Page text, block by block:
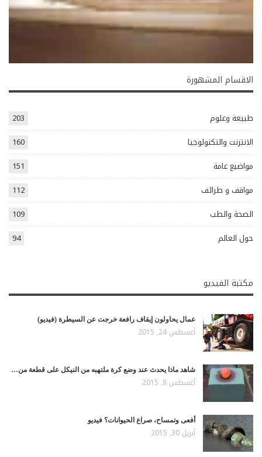
الاقسام المشهورة
طبيعة وعلوم
203
الانترنت والتكنولوجيا
160
مواضيع عامة
151
مواقف و طرائف
112
الصحة والطب
109
حول العالم
94
مكتبة الفيديو
عمال يحاولون إيقاف رافعة خرجت عن السيطرة (فيديو)
أغسطس 24, 2015
شاهد ماذا يحدث عند وضع كرة ملتهبه من النيكل على قطعة من…
أغسطس 8, 2015
أفعى وتمساح، صراع الحيوانات؟ فيديو
أبريل 30, 2015